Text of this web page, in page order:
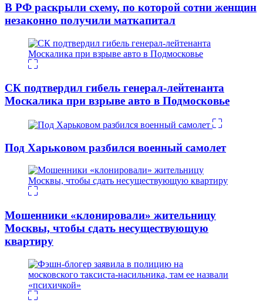
В РФ раскрыли схему, по которой сотни женщин
незаконно получили маткапитал
СК подтвердил гибель генерал-лейтенанта
Москалика при взрыве авто в Подмосковье
Под Харьковом разбился военный самолет
Мошенники «клонировали» жительницу
Москвы, чтобы сдать несуществующую
квартиру